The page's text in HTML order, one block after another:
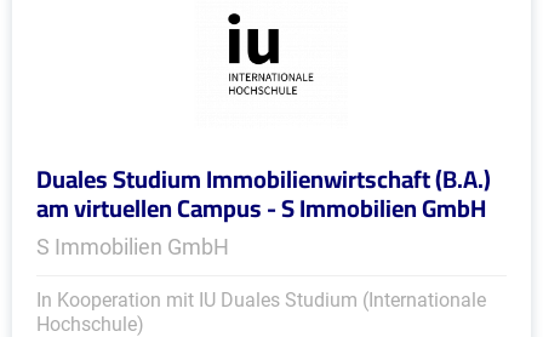
Duales Studium Immobilienwirtschaft (B.A.)
am virtuellen Campus - S Immobilien GmbH
S Immobilien GmbH
In Kooperation mit IU Duales Studium (Internationale
Hochschule)